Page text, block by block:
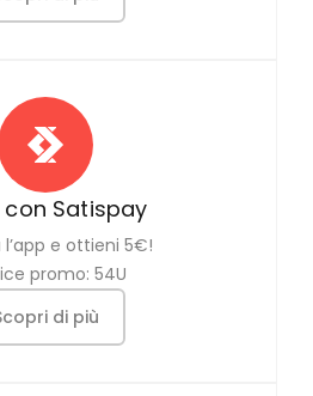
con Satispay
l’app e ottieni 5€!
promo: 54U
di più